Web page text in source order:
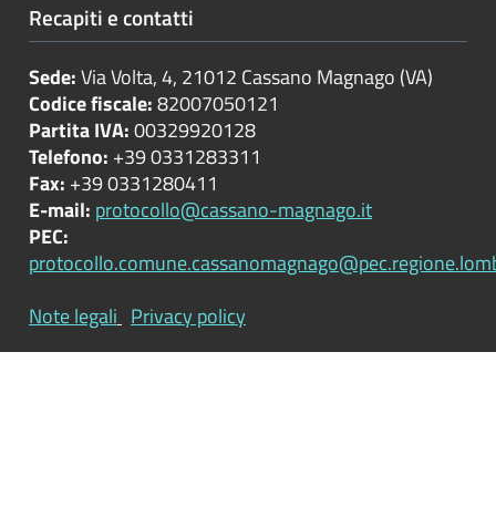
Recapiti e contatti
Sede:Via Volta, 4, 21012 Cassano Magnago (VA)
Codice fiscale:82007050121
Partita IVA:00329920128
Telefono: +39 0331283311
Fax: +39 0331280411
E-mail: protocollo@cassano-magnago.it
PEC:
Note legali Privacy policy
governo
del
territorio
Informazioni
ambientali
Strutture
private